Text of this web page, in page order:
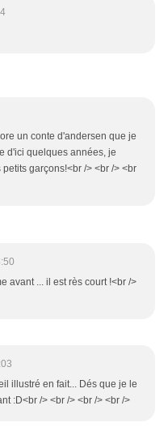
un conte d'andersen que je
d'ici quelques années, je
garçons!<br /> <br /> <br
avant ... il est rès court !<br />
illustré en fait... Dés que je le
:D<br /> <br /> <br /> <br />